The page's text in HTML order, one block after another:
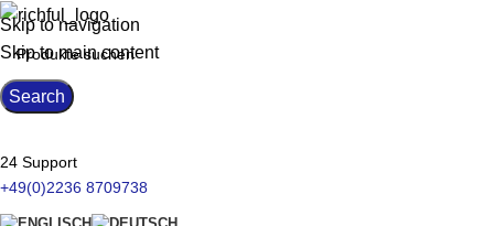
Skip to navigation
Skip to main content
Search
24 Support
+49(0)2236 8709738